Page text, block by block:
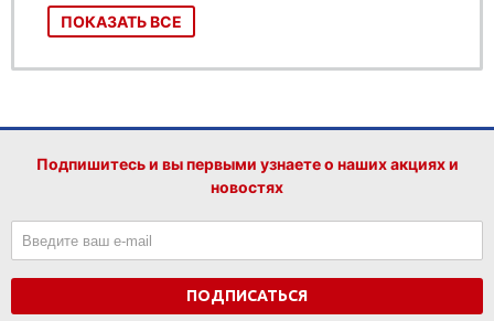
ПОКАЗАТЬ ВСЕ
Подпишитесь и вы первыми узнаете о наших акциях и
новостях
ПОДПИСАТЬСЯ